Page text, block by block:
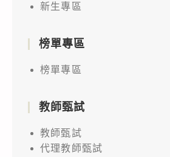
新生專區
榜單專區
榜單專區
教師甄試
教師甄試
代理教師甄試